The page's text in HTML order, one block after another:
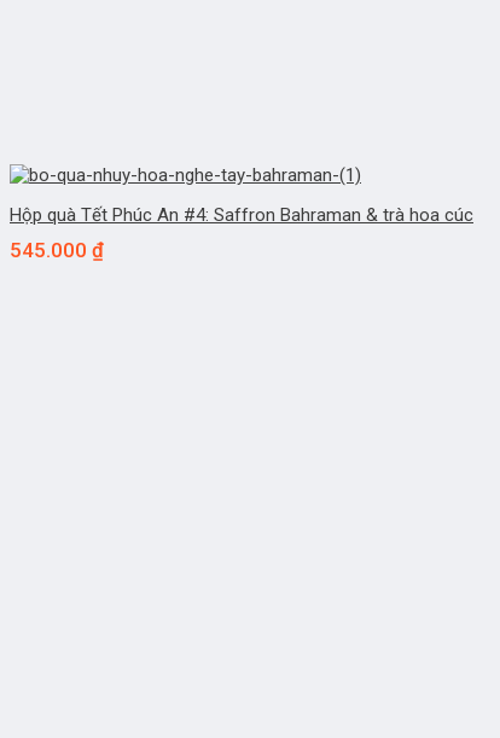
Hộp quà Tết Phúc An #4: Saffron Bahraman & trà hoa cúc
545.000 ₫